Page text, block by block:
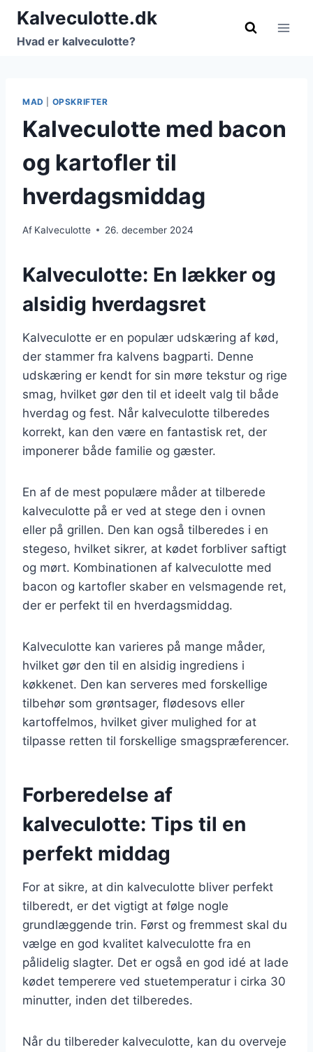
Fortsæt
indhold
Kalveculotte.dk
Hvad er kalveculotte?
MAD OPSKRIFTER
Kalveculotte med bacon
og kartofler til
hverdagsmiddag
Af Kalveculotte 26. december 2024
Kalveculotte: En lækker og
alsidig hverdagsret
Kalveculotte er en populær udskæring af kød,
der stammer fra kalvens bagparti. Denne
udskæring er kendt for sin møre tekstur og rige
smag, hvilket gør den til et ideelt valg til både
hverdag og fest. Når kalveculotte tilberedes
korrekt, kan den være en fantastisk ret, der
imponerer både familie og gæster.
En af de mest populære måder at tilberede
kalveculotte på er ved at stege den i ovnen
eller på grillen. Den kan også tilberedes i en
stegeso, hvilket sikrer, at kødet forbliver saftigt
og mørt. Kombinationen af kalveculotte med
bacon og kartofler skaber en velsmagende ret,
der er perfekt til en hverdagsmiddag.
Kalveculotte kan varieres på mange måder,
hvilket gør den til en alsidig ingrediens i
køkkenet. Den kan serveres med forskellige
tilbehør som grøntsager, flødesovs eller
kartoffelmos, hvilket giver mulighed for at
tilpasse retten til forskellige smagspræferencer.
Forberedelse af
kalveculotte: Tips til en
perfekt middag
For at sikre, at din kalveculotte bliver perfekt
tilberedt, er det vigtigt at følge nogle
grundlæggende trin. Først og fremmest skal du
vælge en god kvalitet kalveculotte fra en
pålidelig slagter. Det er også en god idé at lade
kødet temperere ved stuetemperatur i cirka 30
minutter, inden det tilberedes.
Når du tilbereder kalveculotte, kan du overveje